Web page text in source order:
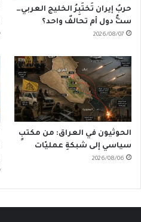
حربُ إيران تَختَبِرُ الخليج العربي…
ستُّ دول أم تحالفٌ واحد؟
2026/08/07
الحوثيون في العراق: من مكتبٍ
سياسي إلى شبكةِ عمليّات
2026/08/06